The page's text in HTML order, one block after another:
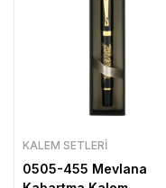
KALEM SETLERI
0505-455 Mevlana